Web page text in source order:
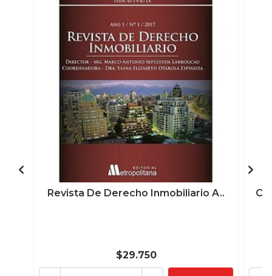
Revista De Derecho Inmobiliario A..
$29.750